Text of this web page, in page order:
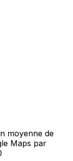
moyenne de
Maps par